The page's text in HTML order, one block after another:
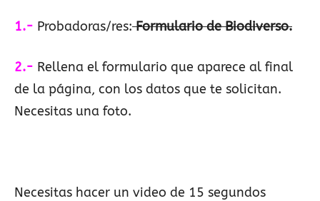
1.- Probadoras/res:Formulariode Biodiverso.
2.- Rellena el formulario que aparece al final
de la página, con los datos que te solicitan.
Necesitas una foto.
Necesitas hacer un video de 15 segundos